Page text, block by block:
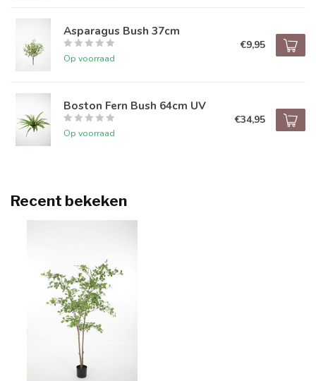
Asparagus Bush 37cm
Op voorraad
€9,95
Boston Fern Bush 64cm UV
Op voorraad
€34,95
Recent bekeken